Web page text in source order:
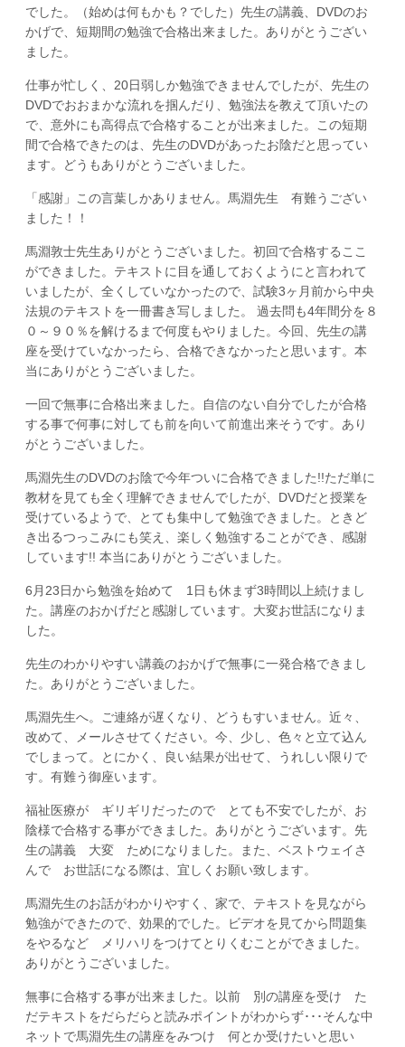
でした。（始めは何もかも？でした）先生の講義、DVDのお
かげで、短期間の勉強で合格出来ました。ありがとうござい
ました。
仕事が忙しく、20日弱しか勉強できませんでしたが、先生の
DVDでおおまかな流れを掴んだり、勉強法を教えて頂いたの
で、意外にも高得点で合格することが出来ました。この短期
間で合格できたのは、先生のDVDがあったお陰だと思ってい
ます。どうもありがとうございました。
「感謝」この言葉しかありません。馬淵先生 有難うござい
ました！！
馬淵敦士先生ありがとうございました。初回で合格するここ
ができました。テキストに目を通しておくようにと言われて
いましたが、全くしていなかったので、試験3ヶ月前から中央
法規のテキストを一冊書き写しました。 過去問も4年間分を８
０～９０％を解けるまで何度もやりました。今回、先生の講
座を受けていなかったら、合格できなかったと思います。本
当にありがとうございました。
一回で無事に合格出来ました。自信のない自分でしたが合格
する事で何事に対しても前を向いて前進出来そうです。あり
がとうございました。
馬淵先生のDVDのお陰で今年ついに合格できました!!ただ単に
教材を見ても全く理解できませんでしたが、DVDだと授業を
受けているようで、とても集中して勉強できました。ときど
き出るつっこみにも笑え、楽しく勉強することができ、感謝
しています!! 本当にありがとうございました。
6月23日から勉強を始めて 1日も休まず3時間以上続けまし
た。講座のおかげだと感謝しています。大変お世話になりま
した。
先生のわかりやすい講義のおかげで無事に一発合格できまし
た。ありがとうございました。
馬淵先生へ。ご連絡が遅くなり、どうもすいません。近々、
改めて、メールさせてください。今、少し、色々と立て込ん
でしまって。とにかく、良い結果が出せて、うれしい限りで
す。有難う御座います。
福祉医療が ギリギリだったので とても不安でしたが、お
陰様で合格する事ができました。ありがとうございます。先
生の講義 大変 ためになりました。また、ベストウェイさ
んで お世話になる際は、宜しくお願い致します。
馬淵先生のお話がわかりやすく、家で、テキストを見ながら
勉強ができたので、効果的でした。ビデオを見てから問題集
をやるなど メリハリをつけてとりくむことができました。
ありがとうございました。
無事に合格する事が出来ました。以前 別の講座を受け た
だテキストをだらだらと読みポイントがわからず･･･そんな中
ネットで馬淵先生の講座をみつけ 何とか受けたいと思い